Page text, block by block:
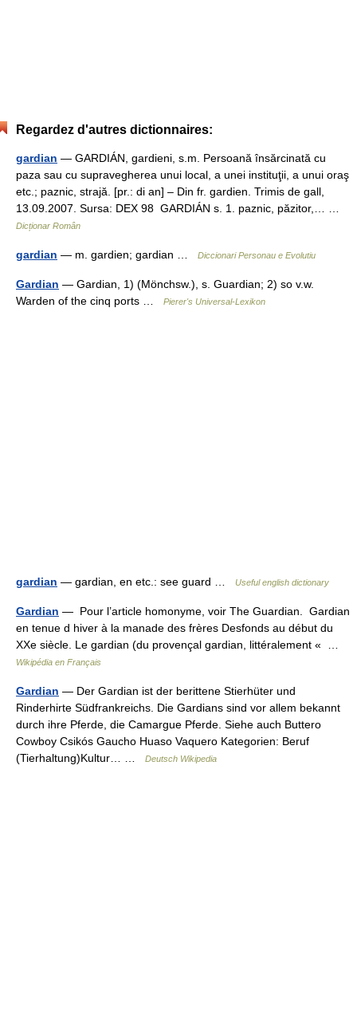
Regardez d'autres dictionnaires:
gardian — GARDIÁN, gardieni, s.m. Persoană însărcinată cu
paza sau cu supravegherea unui local, a unei instituţii, a unui oraş
etc.; paznic, strajă. [pr.: di an] – Din fr. gardien. Trimis de gall,
13.09.2007. Sursa: DEX 98 GARDIÁN s. 1. paznic, păzitor,… …
Dicționar Român
gardian — m. gardien; gardian … Diccionari Personau e Evolutiu
Gardian — Gardian, 1) (Mönchsw.), s. Guardian; 2) so v.w.
Warden of the cinq ports …
Pierer's Universal-Lexikon
gardian — gardian, en etc.: see guard … Useful english dictionary
Gardian — Pour l’article homonyme, voir The Guardian. Gardian
en tenue d hiver à la manade des frères Desfonds au début du
XXe siècle. Le gardian (du provençal gardian, littéralement « …
Wikipédia en Français
Gardian — Der Gardian ist der berittene Stierhüter und
Rinderhirte Südfrankreichs. Die Gardians sind vor allem bekannt
durch ihre Pferde, die Camargue Pferde. Siehe auch Buttero
Cowboy Csikós Gaucho Huaso Vaquero Kategorien: Beruf
(Tierhaltung)Kultur… …
Deutsch Wikipedia